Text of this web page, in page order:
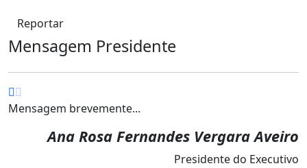
Reportar
Mensagem Presidente
Mensagem brevemente...
Ana Rosa Fernandes Vergara Aveiro
Presidente do Executivo